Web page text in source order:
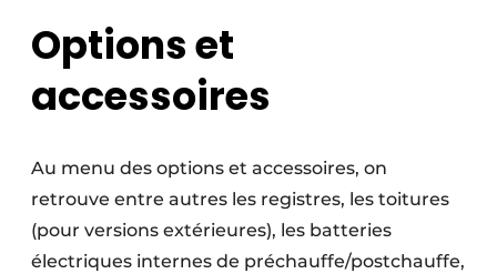
Options et
accessoires
Au menu des options et accessoires, on
retrouve entre autres les registres, les toitures
(pour versions extérieures), les batteries
électriques internes de préchauffe/postchauffe,